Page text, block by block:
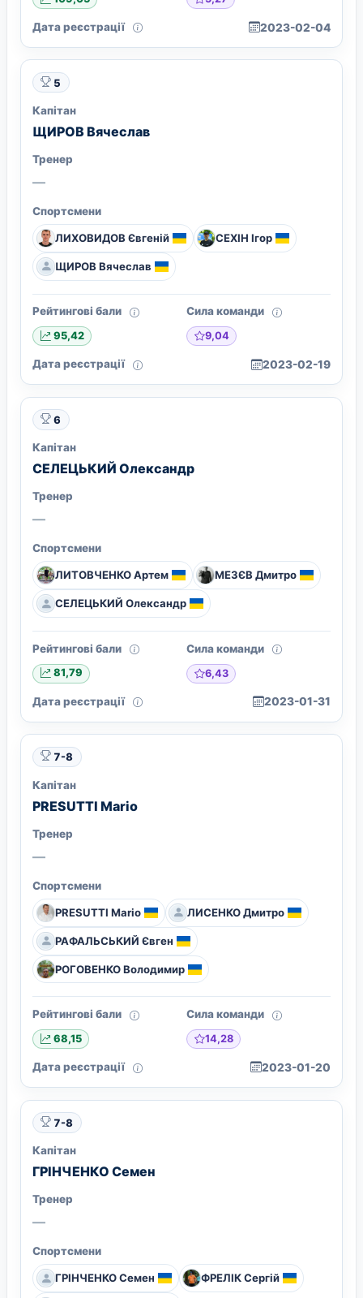
Дата реєстрації 2023-02-04
5
Капітан
ЩИРОВ Вячеслав
Тренер
—
Спортсмени
ЛИХОВИДОВ Євгеній СЕХІН Ігор
ЩИРОВ Вячеслав
Рейтингові бали
95,42
Сила команди
9,04
Дата реєстрації 2023-02-19
6
Капітан
СЕЛЕЦЬКИЙ Олександр
Тренер
—
Спортсмени
ЛИТОВЧЕНКО Артем МЕЗЄВ Дмитро
СЕЛЕЦЬКИЙ Олександр
Рейтингові бали
81,79
Сила команди
6,43
Дата реєстрації 2023-01-31
7-8
Капітан
PRESUTTI Mario
Тренер
—
Спортсмени
PRESUTTI Mario ЛИСЕНКО Дмитро
РАФАЛЬСЬКИЙ Євген
РОГОВЕНКО Володимир
Рейтингові бали
68,15
Сила команди
14,28
Дата реєстрації 2023-01-20
7-8
Капітан
ГРІНЧЕНКО Семен
Тренер
—
Спортсмени
ГРІНЧЕНКО Семен ФРЕЛІК Сергій